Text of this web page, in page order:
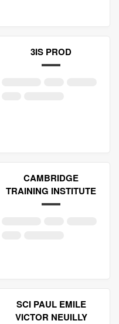
3IS PROD
CAMBRIDGE
TRAINING INSTITUTE
SCI PAUL EMILE
VICTOR NEUILLY